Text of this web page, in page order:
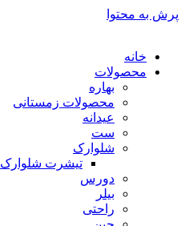
پرش به محتوا
خانه
محصولات
بهاره
محصولات زمستانی
عیدانه
ست
شلوارک
تیشرت شلوارک
دورس
بیلر
راحتی